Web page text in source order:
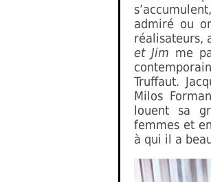
admiré ou
réalisateurs,
et Jim me
Truffaut.
Milos
louent sa
femmes et
à qui il a